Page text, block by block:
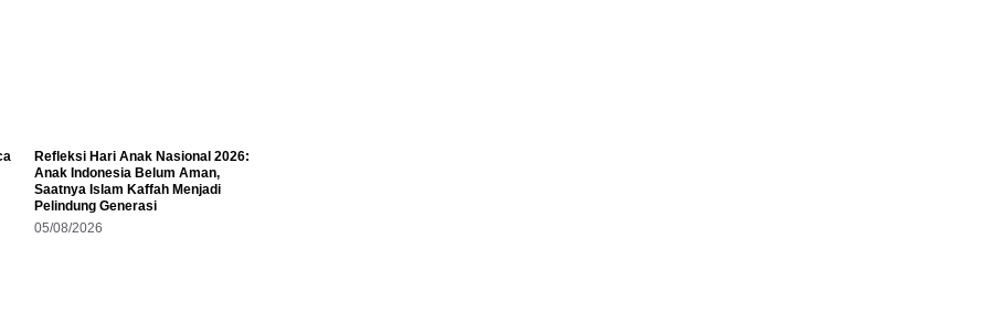
Refleksi Hari Anak Nasional 2026:
Anak Indonesia Belum Aman,
Saatnya Islam Kaffah Menjadi
Pelindung Generasi
05/08/2026